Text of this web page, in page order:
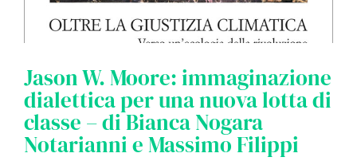
Jason W. Moore: immaginazione
dialettica per una nuova lotta di
classe – di Bianca Nogara
Notarianni e Massimo Filippi